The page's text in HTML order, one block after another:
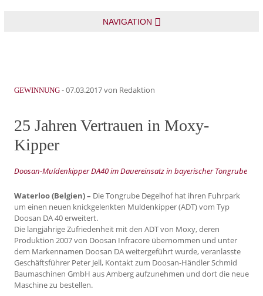
NAVIGATION
GEWINNUNG -07.03.2017von Redaktion
25 Jahren Vertrauen in Moxy-
Kipper
Doosan-Muldenkipper DA40 im Dauereinsatz in bayerischer Tongrube
Waterloo (Belgien) – Die Tongrube Degelhof hat ihren Fuhrpark
um einen neuen knickgelenkten Muldenkipper (ADT) vom Typ
Doosan DA 40 erweitert.
Die langjährige Zufriedenheit mit den ADT von Moxy, deren
Produktion 2007 von Doosan Infracore übernommen und unter
dem Markennamen Doosan DA weitergeführt wurde, veranlasste
Geschäftsführer Peter Jell, Kontakt zum Doosan-Händler Schmid
Baumaschinen GmbH aus Amberg aufzunehmen und dort die neue
Maschine zu bestellen.